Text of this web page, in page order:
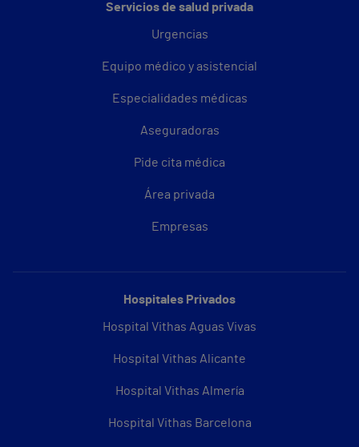
Servicios de salud privada
Urgencias
Equipo médico y asistencial
Especialidades médicas
Aseguradoras
Pide cita médica
Área privada
Empresas
Hospitales Privados
Hospital Vithas Aguas Vivas
Hospital Vithas Alicante
Hospital Vithas Almería
Hospital Vithas Barcelona